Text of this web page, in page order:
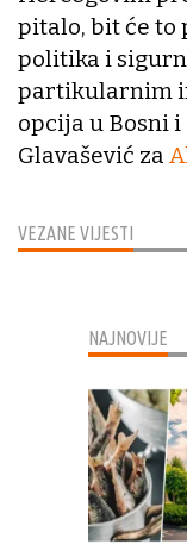
VEZANE VIJESTI
pitalo, bit će to
politika i
partikularnim
opcija u Bosni
Glavašević za
NAJNOVIJE